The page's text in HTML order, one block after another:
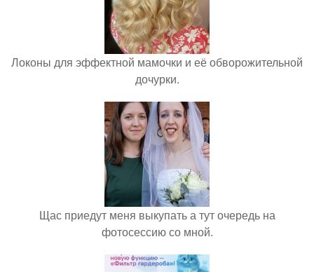
Локоны для эффектной мамочки и её обворожительной
дочурки.
Щас приедут меня выкупать а тут очередь на
фотосессию со мной.